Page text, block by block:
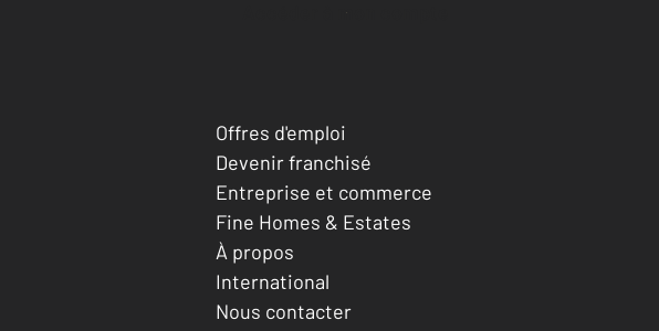
Accéder à mon compte
Offres d'emploi
Devenir franchisé
Entreprise et commerce
Fine Homes & Estates
À propos
International
Nous contacter